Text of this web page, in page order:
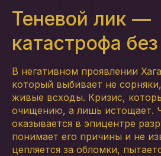
Теневой лик —
катастрофа
В негативном проявлении
который выбивает не
живые всходы. Кризис,
очищению, а лишь истощает.
оказывается в эпицентре
понимает его причины и не
цепляется за обломки,